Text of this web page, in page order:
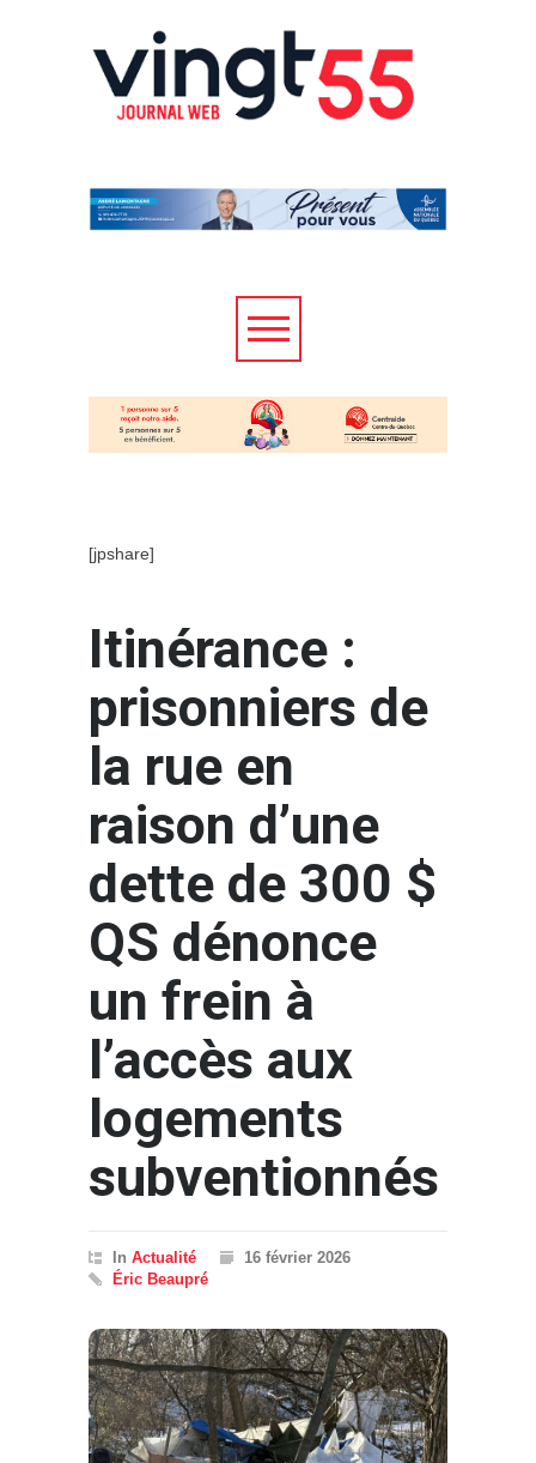
[jpshare]
Itinérance :
prisonniers de
la rue en
raison d’une
dette de 300 $
QS dénonce
un frein à
l’accès aux
logements
subventionnés
In Actualité
16 février 2026
Éric Beaupré